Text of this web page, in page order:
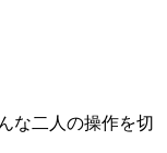
な二人の操作を切